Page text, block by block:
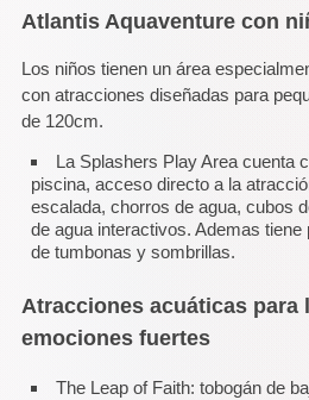
Atlantis Aquaventure con
Los niños tienen un área
con atracciones diseñadas para
de 120cm.
La Splashers Play Area cuenta
piscina, acceso directo a la
escalada, chorros de agua, cubos
de agua interactivos. Ademas
de tumbonas y sombrillas.
Atracciones acuáticas para
emociones fuertes
The Leap of Faith: tobogán de